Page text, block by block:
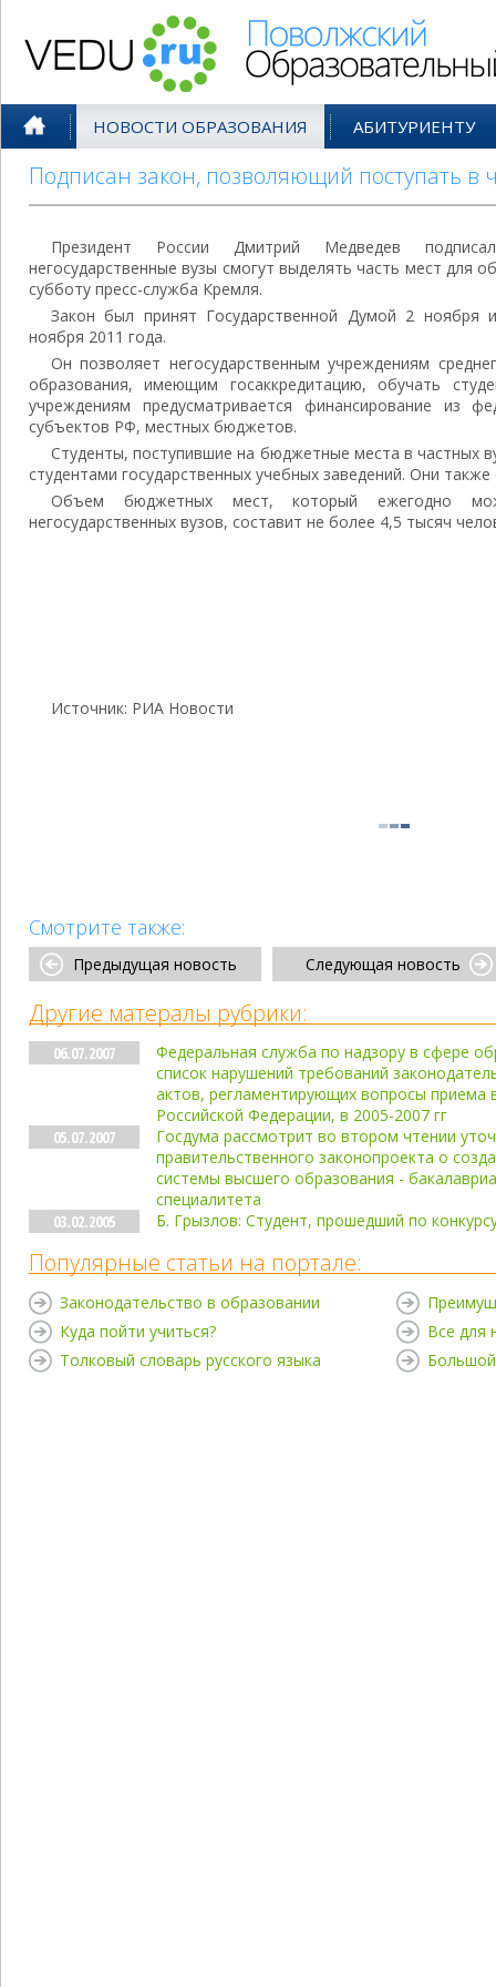
НОВОСТИ ОБРАЗОВАНИЯ АБИТУРИЕНТУ
Подписан закон, позволяющий поступать в
Президент России Дмитрий Медведев
негосударственные вузы смогут выделять часть мест для
субботу пресс-служба Кремля.
Закон был принят Государственной Думой 2
ноября 2011 года.
Он позволяет негосударственным учреждениям
образования, имеющим госаккредитацию, обучать
учреждениям предусматривается финансирование из
субъектов РФ, местных бюджетов.
Студенты, поступившие на бюджетные места в частных
студентами государственных учебных заведений. Они
Объем бюджетных мест, который ежегодно
негосударственных вузов, составит не более 4,5 тысяч
Источник: РИА Новости
Смотрите также:
Предыдущая новость Следующая новость
Другие матералы рубрики:
06.07.2007
Федеральная служба по надзору в сфере
список нарушений требований
актов, регламентирующих вопросы приема
Российской Федерации, в 2005-2007 гг
05.07.2007
Госдума рассмотрит во втором чтении
правительственного законопроекта о
системы высшего образования -
специалитета
03.02.2005
Б. Грызлов: Студент, прошедший по
Популярные статьи на портале:
Законодательство в образовании
Куда пойти учиться?
Толковый словарь русского языка
Все для
Большой